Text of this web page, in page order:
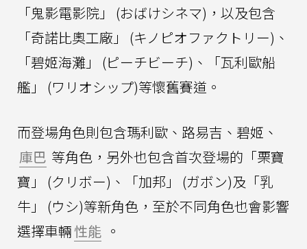
「鬼影電影院」 (おばけシネマ)，以及包含
「奇諾比奧工廠」 (キノピオファクトリー)、
「碧姬海灘」 (ピーチビーチ)、「瓦利歐船
艦」 (ワリオシップ)等懷舊賽道。
而登場角色則包含瑪利歐、路易吉、碧姬、
庫巴 等角色，另外也包含首次登場的「栗寶
寶」 (クリボー)、「加邦」 (ガボン)及「乳
牛」 (ウシ)等新角色，至於不同角色也會影響
選擇車輛性能 。